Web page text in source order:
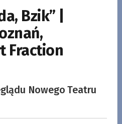
Bzik” |
Fraction
Nowego Teatru